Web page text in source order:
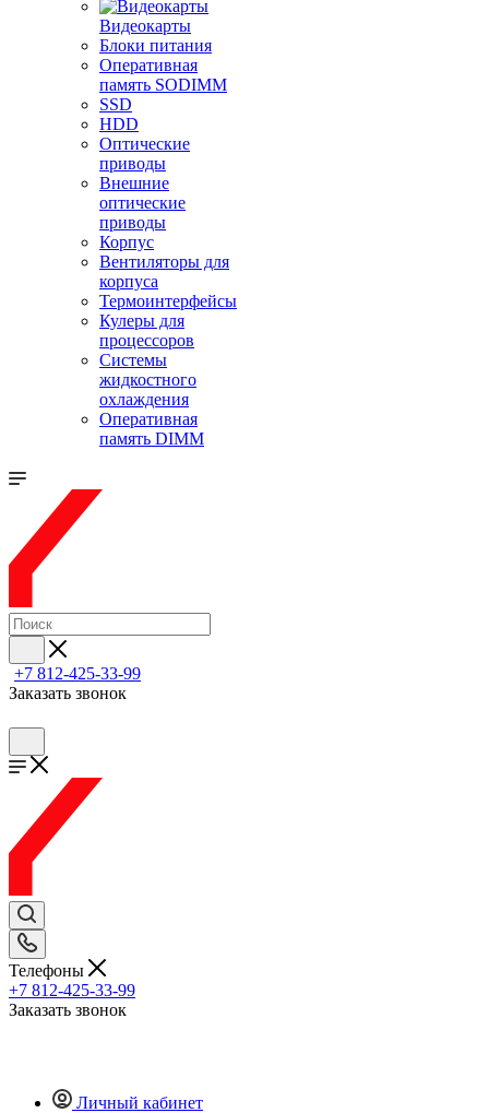
Видеокарты
Блоки питания
Оперативная
память SODIMM
SSD
HDD
Оптические
приводы
Внешние
оптические
приводы
Корпус
Вентиляторы для
корпуса
Термоинтерфейсы
Кулеры для
процессоров
Системы
жидкостного
охлаждения
Оперативная
память DIMM
+7 812-425-33-99
Заказать звонок
Телефоны
+7 812-425-33-99
Заказать звонок
Личный кабинет